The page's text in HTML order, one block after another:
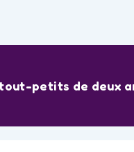
petits de deux